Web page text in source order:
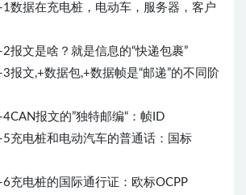
数据在充电桩，电动车，服务器，客户
文是啥？就是信息的“快递包裹”
文,+数据包,+数据帧是“邮递”的不同阶
报文的”独特邮编“：帧ID
充电桩和电动汽车的普通话：国标
充电桩的国际通行证：欧标OCPP